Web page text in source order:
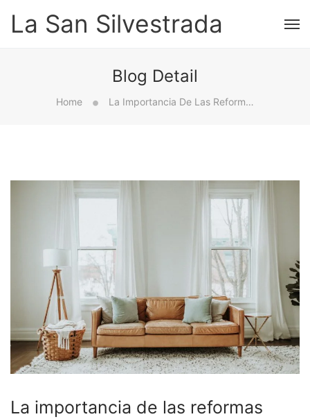
La San Silvestrada
Blog Detail
Home La Importancia De Las Reformas Integrales En Las Sociedades Modernas
La importancia de las reformas